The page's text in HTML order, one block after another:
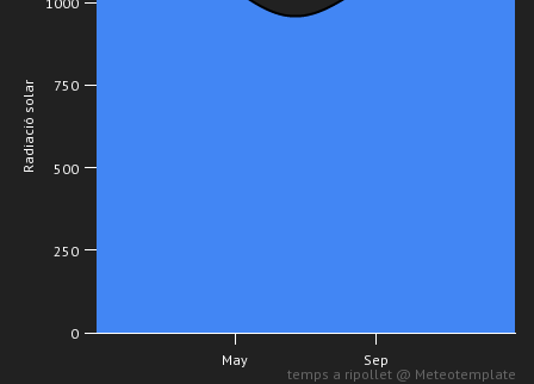
Radiació solar
May Sep
0
250
500
750
temps a ripollet @ Meteotemplate